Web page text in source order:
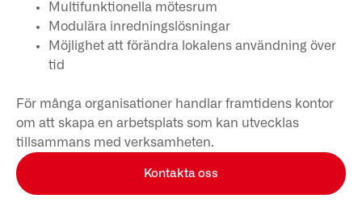
Multifunktionella mötesrum
Modulära inredningslösningar
Möjlighet att förändra lokalens användning över
tid
För många organisationer handlar framtidens kontor
om att skapa en arbetsplats som kan utvecklas
tillsammans med verksamheten.
Kontakta oss